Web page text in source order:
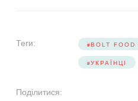
Теги: BOLT FOOD
УКРАЇНЦІ
Поділитися: